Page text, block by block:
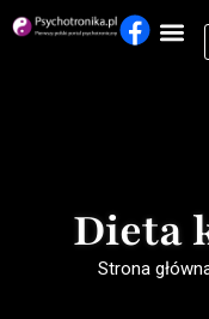
Dieta
Strona